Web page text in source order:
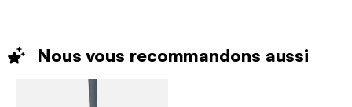
Nous vous recommandons aussi